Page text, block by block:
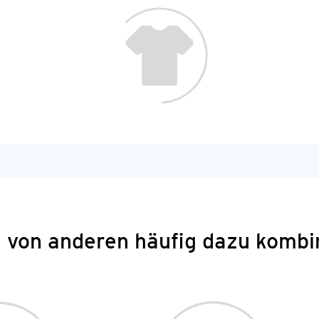
von anderen häufig dazu